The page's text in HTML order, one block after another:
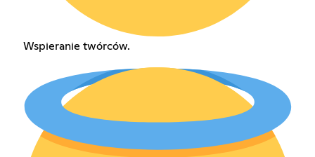
Wspieranie twórców.